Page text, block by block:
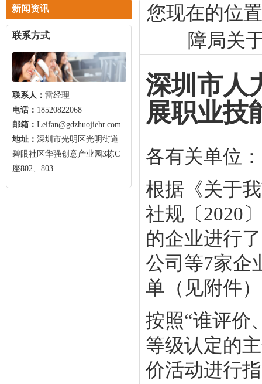
新闻资讯
联系方式
联系人： 雷经理
电话： 18520822068
邮箱： Leifan@gdzhuojiehr.com
地址： 深圳市光明区光明街道
碧眼社区华强创意产业园3栋C
座802、803
您现在的位
障局关
深圳市人
展职业技
各有关单位：
根据《关于
社规〔2020
的企业进行
公司等7家企
单（见附件
按照“谁评价
等级认定的
价活动进行